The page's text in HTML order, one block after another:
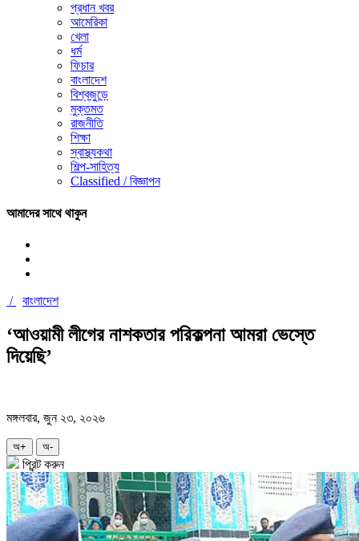
প্রধান খবর
আমেরিকা
খেলা
ধর্ম
ফিচার
বাংলাদেশ
বিশ্বজুড়ে
মুক্তমত
রাজনীতি
শিক্ষা
স্বাস্থ্যকথা
শিল্প-সাহিত্য
Classified / বিজ্ঞাপন
আমাদের সাথে থাকুন
/ বাংলাদেশ
‘আওয়ামী লীগের নাশকতার পরিকল্পনা আমরা ভেস্তে
দিয়েছি’
মঙ্গলবার, জুন ২৩, ২০২৬
অ+ অ-
প্রিন্ট করুন